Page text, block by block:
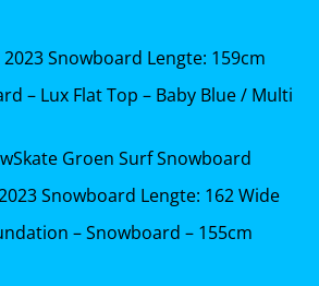
2023 Snowboard Lengte: 159cm
– Lux Flat Top – Baby Blue / Multi
Groen Surf Snowboard
Snowboard Lengte: 162 Wide
– Snowboard – 155cm